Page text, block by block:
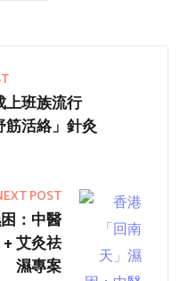
上班族流行
筋活絡」針灸
POST
：中醫
艾灸祛
濕專案